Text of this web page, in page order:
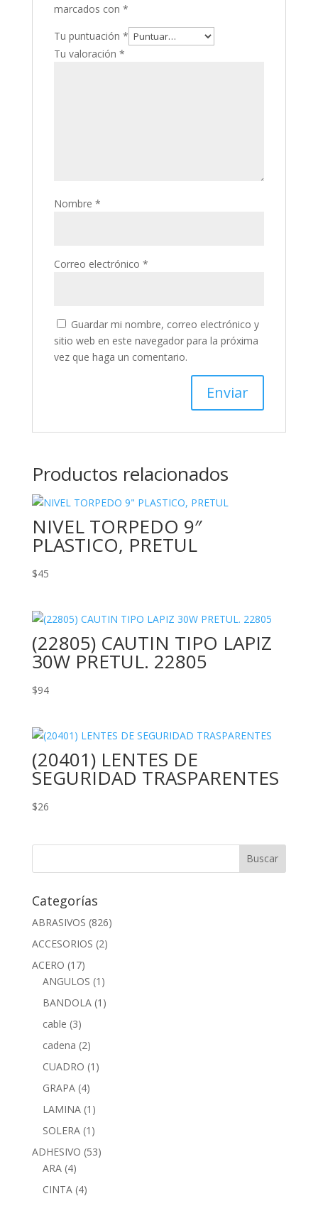
marcados con *
Tu puntuación *
Tu valoración *
Nombre *
Correo electrónico *
Guardar mi nombre, correo electrónico y
sitio web en este navegador para la próxima
vez que haga un comentario.
Productos relacionados
NIVEL TORPEDO 9″
PLASTICO, PRETUL
$45
(22805) CAUTIN TIPO LAPIZ
30W PRETUL. 22805
$94
(20401) LENTES DE
SEGURIDAD TRASPARENTES
$26
Categorías
ABRASIVOS (826)
ACCESORIOS (2)
ACERO (17)
ANGULOS (1)
BANDOLA (1)
cable (3)
cadena (2)
CUADRO (1)
GRAPA (4)
LAMINA (1)
SOLERA (1)
ADHESIVO (53)
ARA (4)
CINTA (4)